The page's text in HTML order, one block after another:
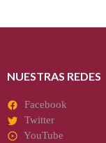
NUESTRAS REDES
Facebook
Twitter
YouTube